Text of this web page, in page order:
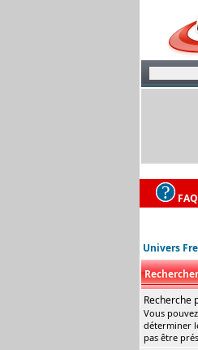
FAQ
Univers
Rechercher
Recherche
Vous
déterminer
pas être